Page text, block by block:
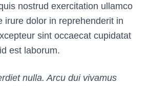
nostrud exercitation ullamco
irure dolor in reprehenderit in
sint occaecat cupidatat
est laborum.
nulla. Arcu dui vivamus